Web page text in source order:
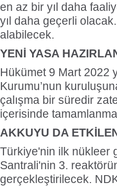
en az bir yıl daha
yıl daha geçerli
alabilecek.
YENİ YASA
Hükümet 9 Mart 2022
Kurumu’nun
çalışma bir süredir
içerisinde
AKKUYU DA
Türkiye'nin ilk nükleer
Santrali'nin 3.
gerçekleştirilecek.